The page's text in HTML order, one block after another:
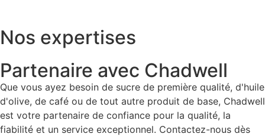
Nos expertises
Partenaire avec Chadwell
Que vous ayez besoin de sucre de première qualité, d'huile
d'olive, de café ou de tout autre produit de base, Chadwell
est votre partenaire de confiance pour la qualité, la
fiabilité et un service exceptionnel. Contactez-nous dès